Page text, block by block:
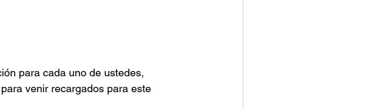
para cada uno de ustedes,
venir recargados para este